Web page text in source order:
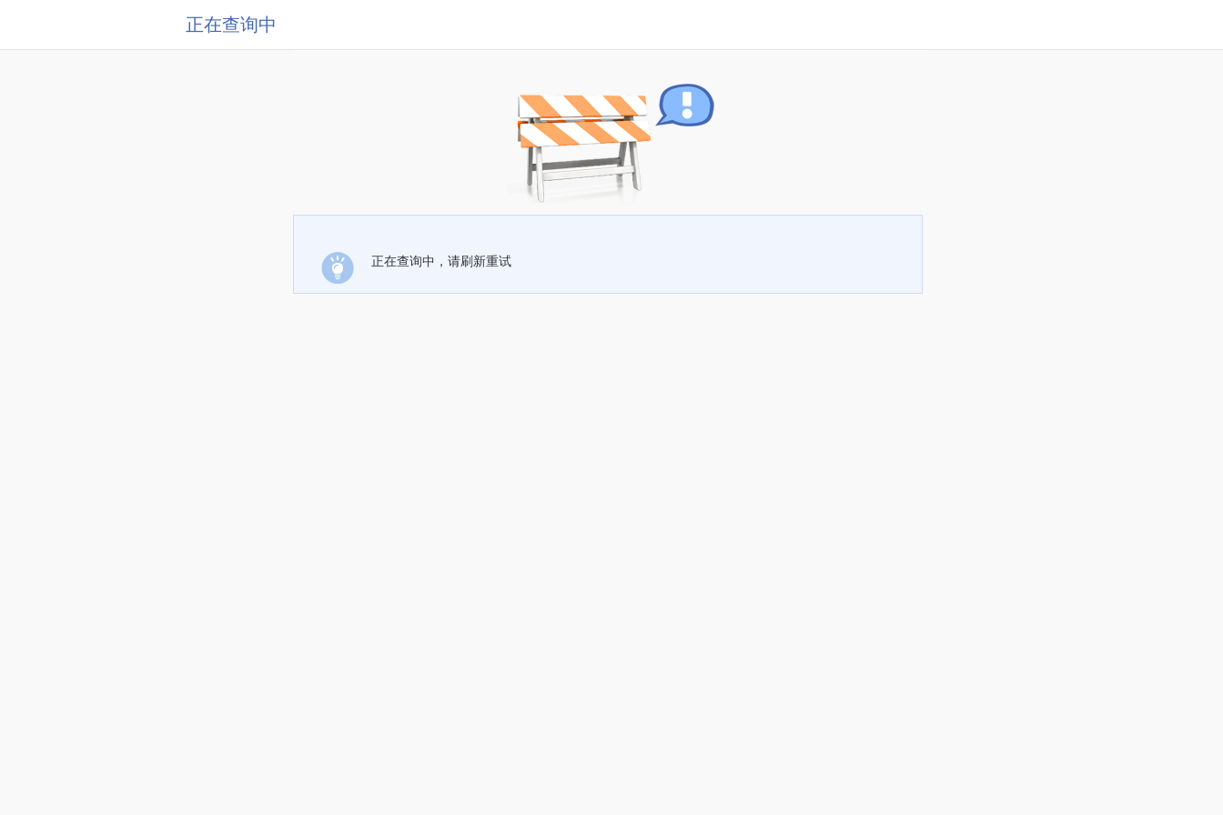
正在查询中
正在查询中，请刷新重试